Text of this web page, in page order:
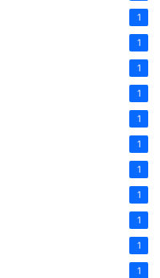
1
1
1
1
1
1
1
1
1
1
1